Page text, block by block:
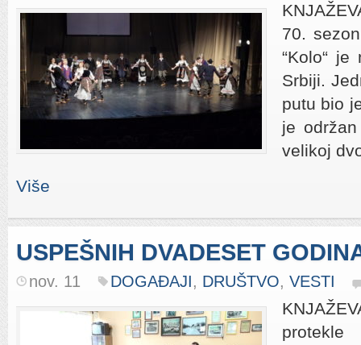
70.
“Kolo“
Srbiji.
putu bio
je
velikoj
Više
USPEŠNIH DVADESET
nov. 11 DOGAĐAJI, DRUŠTVO, VESTI